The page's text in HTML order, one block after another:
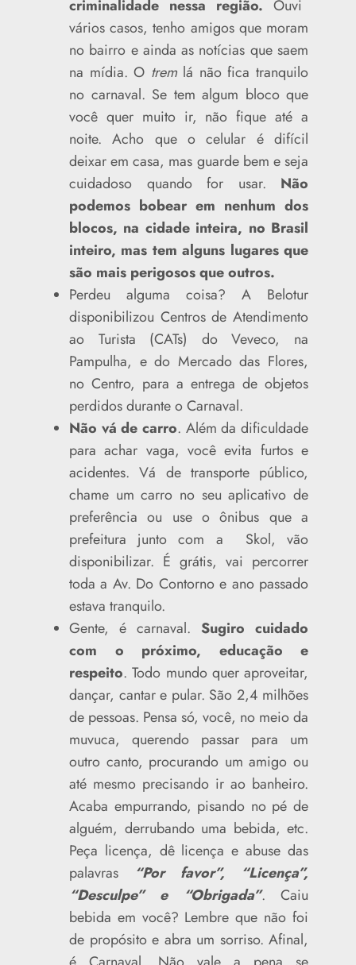
criminalidade nessa região. Ouvi
vários casos, tenho amigos que moram
no bairro e ainda as notícias que saem
na mídia. O tremlá não fica tranquilo
no carnaval. Se tem algum bloco que
você quer muito ir, não fique até a
noite. Acho que o celular é difícil
deixar em casa, mas guarde bem e seja
cuidadoso quando for usar. Não
podemos bobear em nenhum dos
blocos, na cidade inteira, no Brasil
inteiro, mas tem alguns lugares que
são mais perigosos que outros.
Perdeu alguma coisa? A Belotur
disponibilizou Centros de Atendimento
ao Turista (CATs) do Veveco, na
Pampulha, e do Mercado das Flores,
no Centro, para a entrega de objetos
perdidos durante o Carnaval.
Não vá de carro. Além da dificuldade
para achar vaga, você evita furtos e
acidentes. Vá de transporte público,
chame um carro no seu aplicativo de
preferência ou use o ônibus que a
prefeitura junto com a Skol, vão
disponibilizar. É grátis, vai percorrer
toda a Av. Do Contorno e ano passado
estava tranquilo.
Gente, é carnaval. Sugiro cuidado
com o próximo, educação e
respeito. Todo mundo quer aproveitar,
dançar, cantar e pular. São 2,4 milhões
de pessoas. Pensa só, você, no meio da
muvuca, querendo passar para um
outro canto, procurando um amigo ou
até mesmo precisando ir ao banheiro.
Acaba empurrando, pisando no pé de
alguém, derrubando uma bebida, etc.
Peça licença, dê licença e abuse das
palavras
“Por favor”,
“Licença”,
“Desculpe” e “Obrigada”. Caiu
bebida em você? Lembre que não foi
de propósito e abra um sorriso. Afinal,